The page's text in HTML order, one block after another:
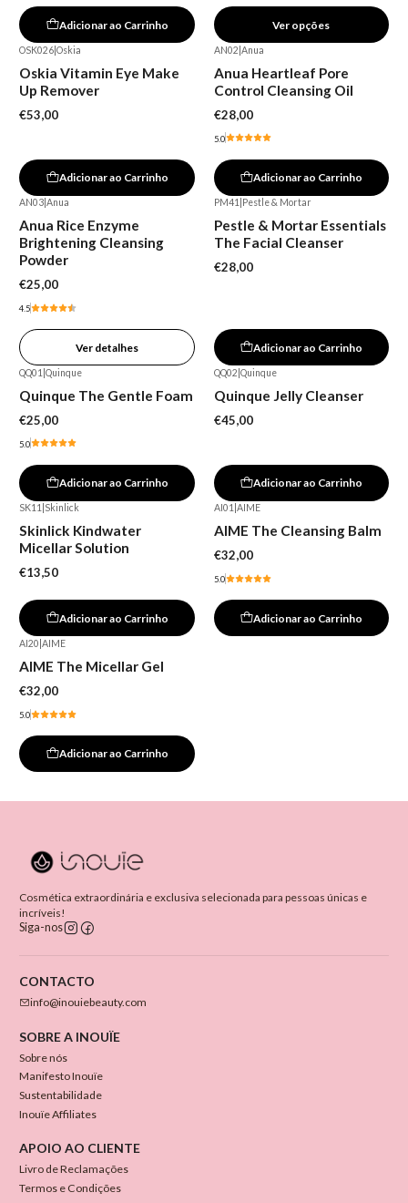
Adicionar ao Carrinho Ver opções
OSK026 Oskia
Oskia Vitamin Eye Make
Up Remover
€53,00
Adicionar ao Carrinho
AN02 Anua
Anua Heartleaf Pore
Control Cleansing Oil
€28,00
5.0
Adicionar ao Carrinho
AN03 Anua
Anua Rice Enzyme
Brightening Cleansing
Powder
€25,00
4.5
Ver detalhes
PM41 Pestle & Mortar
Pestle & Mortar Essentials
The Facial Cleanser
€28,00
Adicionar ao Carrinho
QQ01 Quinque
Quinque The Gentle Foam
€25,00
5.0
Adicionar ao Carrinho
QQ02 Quinque
Quinque Jelly Cleanser
€45,00
Adicionar ao Carrinho
SK11 Skinlick
Skinlick Kindwater
Micellar Solution
€13,50
Adicionar ao Carrinho
AI01 AIME
AIME The Cleansing Balm
€32,00
5.0
Adicionar ao Carrinho
AI20 AIME
AIME The Micellar Gel
€32,00
5.0
Adicionar ao Carrinho
Cosmética extraordinária e exclusiva selecionada para pessoas únicas e
incríveis!
Siga-nos
CONTACTO
info@inouiebeauty.com
SOBRE A INOUÏE
Sobre nós
Manifesto Inouïe
Sustentabilidade
Inouïe Affiliates
APOIO AO CLIENTE
Livro de Reclamações
Termos e Condições